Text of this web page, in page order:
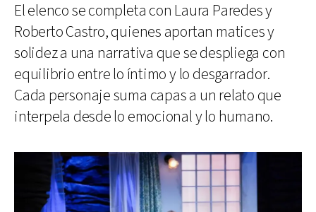
El elenco se completa con Laura Paredes y
Roberto Castro, quienes aportan matices y
solidez a una narrativa que se despliega con
equilibrio entre lo íntimo y lo desgarrador.
Cada personaje suma capas a un relato que
interpela desde lo emocional y lo humano.